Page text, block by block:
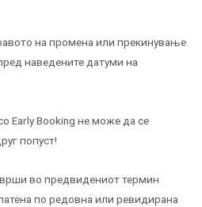
на промена или прекинување
наведените датуми на
Early Booking не може да се
попуст!
во предвидениот термин
по редовна или ревидирана